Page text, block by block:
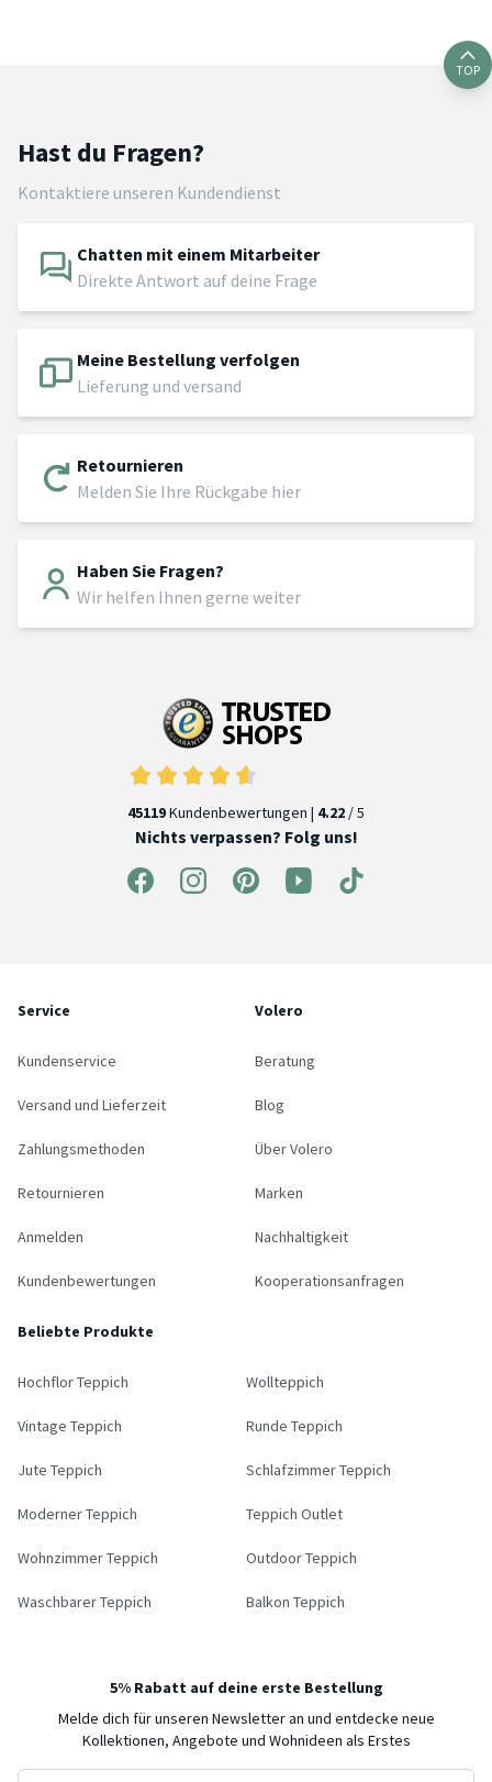
TOP
Hast du Fragen?
Kontaktiere unseren Kundendienst
Chatten mit einem Mitarbeiter
Direkte Antwort auf deine Frage
Meine Bestellung verfolgen
Lieferung und versand
Retournieren
Melden Sie Ihre Rückgabe hier
Haben Sie Fragen?
Wir helfen Ihnen gerne weiter
45119Kundenbewertungen | 4.22 / 5
Nichts verpassen? Folg uns!
Service
Kundenservice
Versand und Lieferzeit
Zahlungsmethoden
Retournieren
Anmelden
Kundenbewertungen
Volero
Beratung
Blog
Über Volero
Marken
Nachhaltigkeit
Kooperationsanfragen
Beliebte Produkte
Hochflor Teppich Wollteppich
Vintage Teppich Runde Teppich
Jute Teppich Schlafzimmer Teppich
Moderner Teppich Teppich Outlet
Wohnzimmer Teppich Outdoor Teppich
Waschbarer Teppich Balkon Teppich
5% Rabatt auf deine erste Bestellung
Melde dich für unseren Newsletter an und entdecke neue
Kollektionen, Angebote und Wohnideen als Erstes